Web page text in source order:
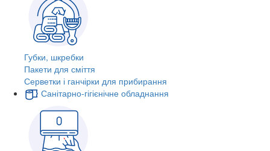
Губки, шкребки
Пакети для сміття
Серветки і ганчірки для прибирання
Санітарно-гігієнічне обладнання